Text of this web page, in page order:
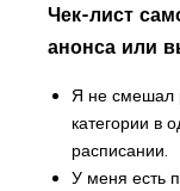
Чек-лист
анонса или
Я не смешал
категории в
расписании.
У меня есть